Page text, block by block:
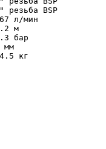
BSP
л/мин
м
бар
мм
кг